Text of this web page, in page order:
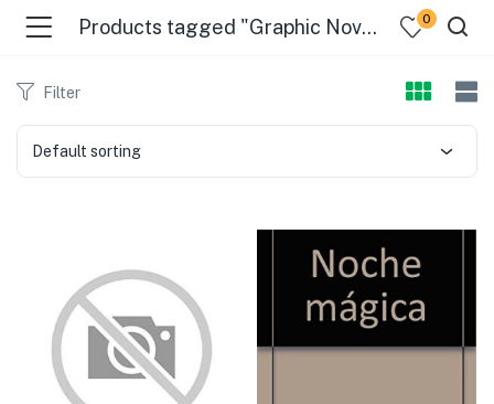
Products tagged "Graphic Novels: Literary & Memoirs" 0
Filter
Default sorting